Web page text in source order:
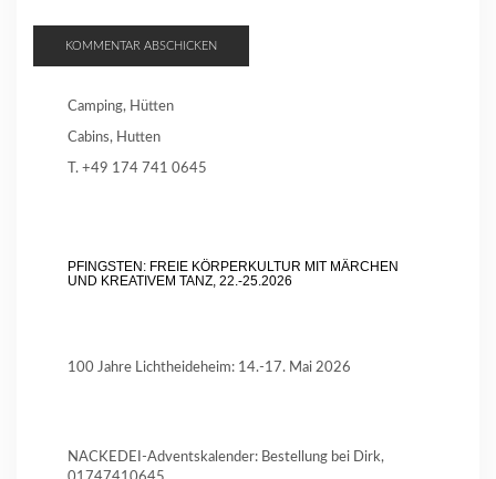
Camping, Hütten
Cabins, Hutten
T. +49 174 741 0645
PFINGSTEN: FREIE KÖRPERKULTUR MIT MÄRCHEN
UND KREATIVEM TANZ, 22.-25.2026
100 Jahre Lichtheideheim: 14.-17. Mai 2026
NACKEDEI-Adventskalender: Bestellung bei Dirk,